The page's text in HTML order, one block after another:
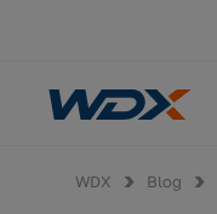
WDX Blog